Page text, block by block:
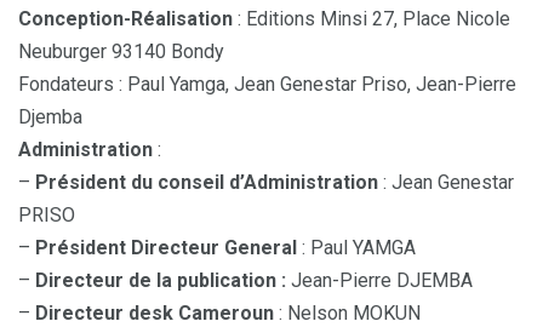
Conception-Réalisation : Editions Minsi 27, Place Nicole
Neuburger 93140 Bondy
Fondateurs : Paul Yamga, Jean Genestar Priso, Jean-Pierre
Djemba
Administration :
– Président du conseil d’Administration : Jean Genestar
PRISO
– Président Directeur General : Paul YAMGA
– Directeur de la publication : Jean-Pierre DJEMBA
– Directeur desk Cameroun : Nelson MOKUN